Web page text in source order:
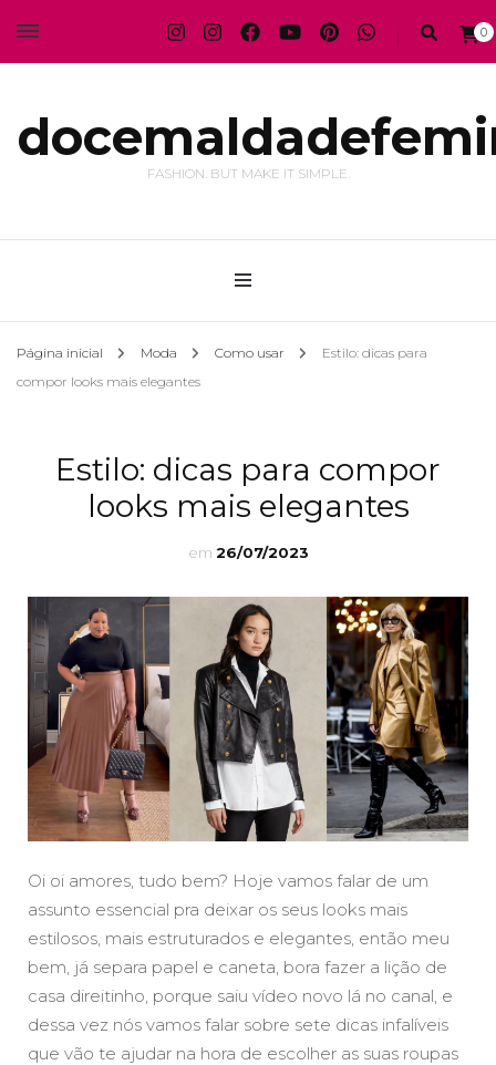
0
FASHION. BUT MAKE IT SIMPLE.
Página inicial Moda Como usar
Estilo: dicas para
compor looks mais elegantes
Estilo: dicas para compor
looks mais elegantes
em 26/07/2023
Oi oi amores, tudo bem? Hoje vamos falar de um
assunto essencial pra deixar os seus looks mais
estilosos, mais estruturados e elegantes, então meu
bem, já separa papel e caneta, bora fazer a lição de
casa direitinho, porque saiu vídeo novo lá no canal, e
dessa vez nós vamos falar sobre sete dicas infalíveis
que vão te ajudar na hora de escolher as suas roupas